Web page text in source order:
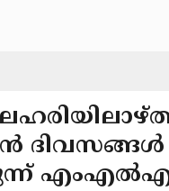
ദിവസങ്ങൾ
എംഎൽഎ